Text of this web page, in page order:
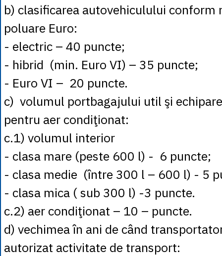
b) clasificarea autovehiculului conform
poluare Euro:
- electric – 40 puncte;
- hibrid (min. Euro VI) – 35 puncte;
- Euro VI – 20 puncte.
c) volumul portbagajului util şi
pentru aer condiţionat:
c.1) volumul interior
- clasa mare (peste 600 l) - 6 puncte;
- clasa medie (între 300 l – 600 l) - 5
- clasa mica ( sub 300 l) -3 puncte.
c.2) aer condiţionat – 10 – puncte.
d) vechimea în ani de când
autorizat activitate de transport: